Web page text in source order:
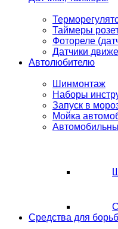
Таймеры
Фотореле
Датчики
Автолюбителю
Шинмонтаж
Наборы
Запуск в
Мойка
Средства для